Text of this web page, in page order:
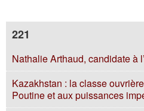
221
Nathalie Arthaud, candidate à
Kazakhstan : la classe
Poutine et aux puissances